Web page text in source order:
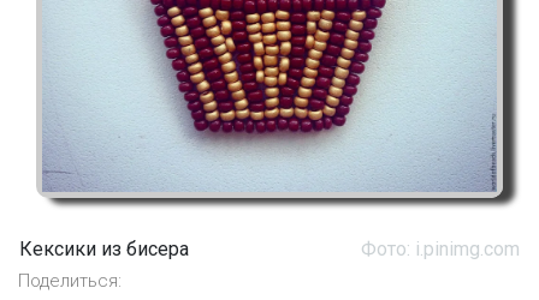
Кексики из бисера Фото: i.pinimg.com
Поделиться: